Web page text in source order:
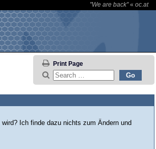
"We are back"« oc.at
Print Page
Ich finde dazu nichts zum Ändern und